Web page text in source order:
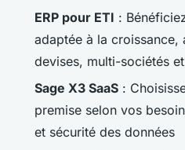
ERP pour ETI :
adaptée à la
devises, multi-sociétés
Sage X3 SaaS :
premise selon vos
et sécurité des données